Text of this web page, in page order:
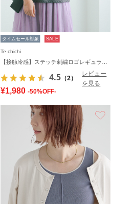
タイムセール対象 SALE
Te chichi
4.5 （2）
レビュー
を見る
¥1,980 -50%OFF-